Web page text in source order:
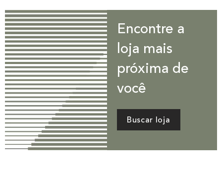
Encontre a
loja mais
próxima de
você
Buscar loja